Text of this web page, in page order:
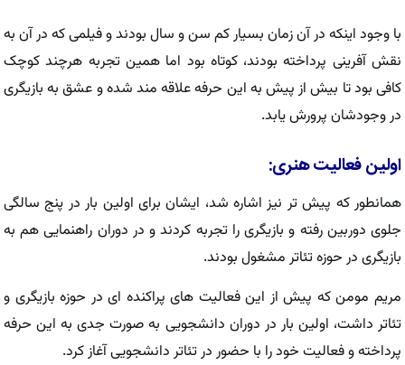
با وجود اینکه در آن زمان بسیار کم سن و سال بودند و فیلمی که در آن به
نقش آفرینی پرداخته بودند، کوتاه بود اما همین تجربه هرچند کوچک
کافی بود تا بیش از پیش به این حرفه علاقه مند شده و عشق به بازیگری
در وجودشان پرورش یابد.
اولین فعالیت هنری:
همانطور که پیش تر نیز اشاره شد، ایشان برای اولین بار در پنج سالگی
جلوی دوربین رفته و بازیگری را تجربه کردند و در دوران راهنمایی هم به
بازیگری در حوزه تئاتر مشغول بودند.
مریم مومن که پیش از این فعالیت های پراکنده ای در حوزه بازیگری و
تئاتر داشت، اولین بار در دوران دانشجویی به صورت جدی به این حرفه
پرداخته و فعالیت خود را با حضور در تئاتر دانشجویی آغاز کرد.